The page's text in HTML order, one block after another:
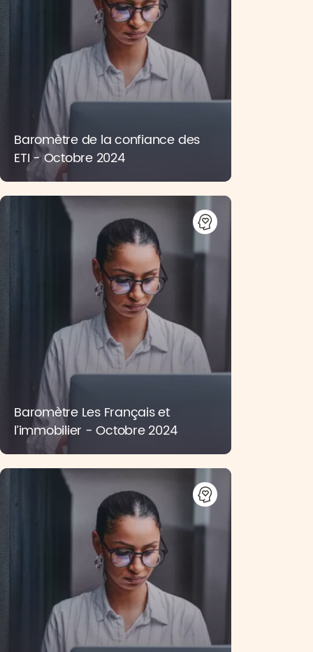
Baromètre de la confiance des
ETI - Octobre 2024
Baromètre Les Français et
l’immobilier - Octobre 2024